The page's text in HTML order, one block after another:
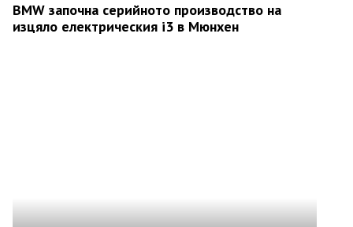
BMW започна серийното производство на
изцяло електрическия i3 в Мюнхен